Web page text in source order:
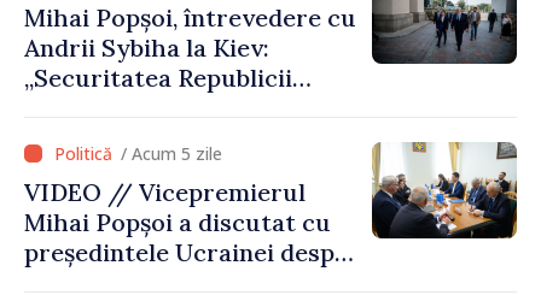
Mihai Popșoi, întrevedere cu
Andrii Sybiha la Kiev:
„Securitatea Republicii
de securitatea Ucrainei”
/ Acum 5 zile
VIDEO // Vicepremierul
Mihai Popșoi a discutat cu
președintele Ucrainei despre